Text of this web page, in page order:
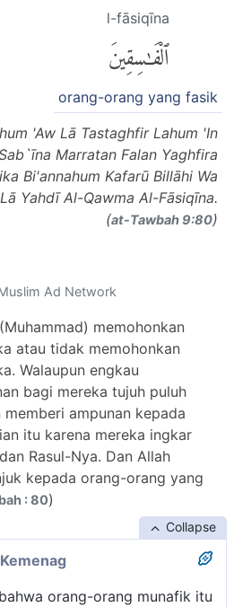
l-fāsiqīna
ٱلْفَٰسِقِينَ
orang-orang yang fasik
'Aw Lā Tastaghfir Lahum 'In
Marratan Falan Yaghfira
Bi'annahum Kafarū Billāhi Wa
Yahdī Al-Qawma Al-Fāsiqīna.
(at-Tawbah 9:80)
Ad Network
memohonkan
atau tidak memohonkan
Walaupun engkau
bagi mereka tujuh puluh
ampunan kepada
itu karena mereka ingkar
Rasul-Nya. Dan Allah
kepada orang-orang yang
: 80)
Collapse
orang-orang munafik itu